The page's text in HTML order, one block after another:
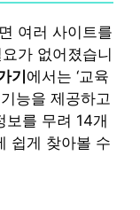
여러 사이트를
가 없어졌습니
기 에서는 ‘교육
능을 제공하고
보를 무려 14개
쉽게 찾아볼 수